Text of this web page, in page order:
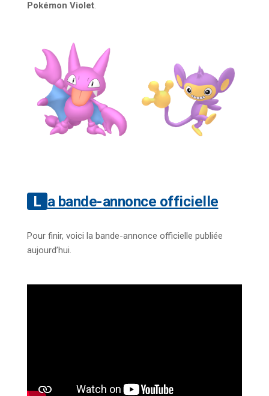
Pokémon Violet.
La bande-annonce officielle
Pour finir, voici la bande-annonce officielle publiée
aujourd’hui.